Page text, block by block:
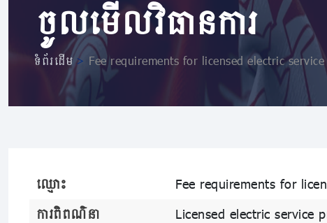
ចូលមើលវិធានការ
ទំព័រដើម> Fee requirements for licensed electric
ឈ្មោះ
Fee requirements for
ការពិពណ៌នា
Licensed electric service